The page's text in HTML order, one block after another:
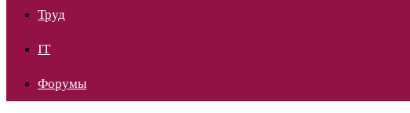
Труд
IT
Форумы